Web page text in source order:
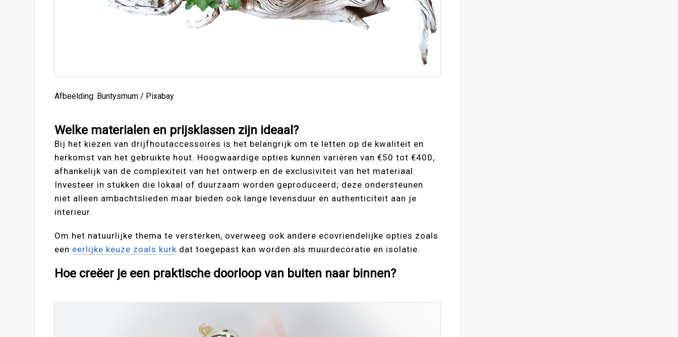
Afbeelding: Buntysmum / Pixabay
Welke materialen en prijsklassen zijn ideaal?
Bij het kiezen van drijfhoutaccessoires is het belangrijk om te letten op de kwaliteit en
herkomst van het gebruikte hout. Hoogwaardige opties kunnen variëren van €50 tot €400,
afhankelijk van de complexiteit van het ontwerp en de exclusiviteit van het materiaal.
Investeer in stukken die lokaal of duurzaam worden geproduceerd; deze ondersteunen
niet alleen ambachtslieden maar bieden ook lange levensduur en authenticiteit aan je
interieur.
Om het natuurlijke thema te versterken, overweeg ook andere ecovriendelijke opties zoals
een eerlijke keuze zoals kurk dat toegepast kan worden als muurdecoratie en isolatie.
Hoe creëer je een praktische doorloop van buiten naar binnen?